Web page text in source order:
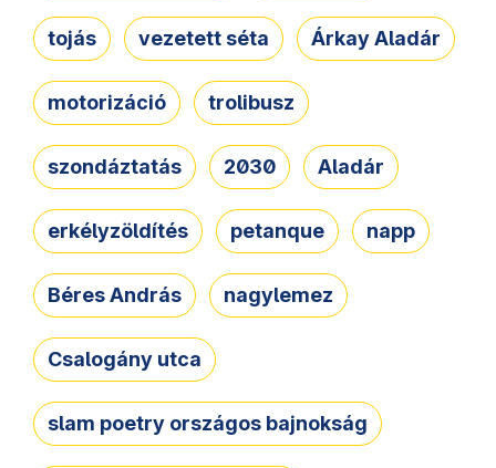
tojás vezetett séta Árkay Aladár
motorizáció trolibusz
szondáztatás 2030 Aladár
erkélyzöldítés petanque napp
Béres András nagylemez
Csalogány utca
slam poetry országos bajnokság